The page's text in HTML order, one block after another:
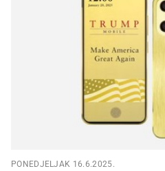
PONEDJELJAK 16.6.2025.